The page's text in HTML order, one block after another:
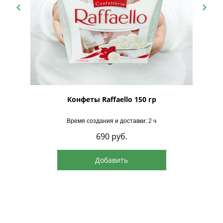
Конфеты Raffaello 150 гр
Время создания и доставки: 2 ч
690 руб.
Добавить